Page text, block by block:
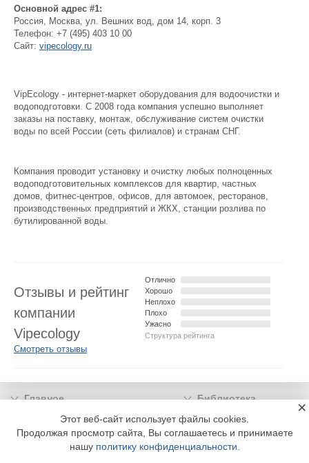
Основной адрес #1:
Россия, Москва, ул. Вешних вод, дом 14, корп. 3
Телефон: +7 (495) 403 10 00
Сайт: vipecology.ru
VipEcology - интернет-маркет оборудования для водоочистки и
водоподготовки. С 2008 года компания успешно выполняет
заказы на поставку, монтаж, обслуживание систем очистки
воды по всей России (сеть филиалов) и странам СНГ.
Компания проводит установку и очистку любых полноценных
водоподготовительных комплексов для квартир, частных
домов, фитнес-центров, офисов, для автомоек, ресторанов,
производственных предприятий и ЖКХ, станции розлива по
бутилированной воды.
Структура рейтинга
Отлично
Хорошо
Неплохо
Плохо
Ужасно
Отзывы и рейтинг
компании
Vipecology
Смотреть отзывы
Главное
Библиотека
Подписка
Реклама
Информация
Этот веб-сайт использует файлы cookies.
Продолжая просмотр сайта, Вы соглашаетесь и принимаете
нашу политику конфиденциальности
×